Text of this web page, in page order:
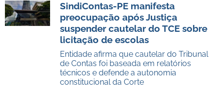
SindiContas-PE manifesta
preocupação após Justiça
suspender cautelar do TCE sobre
licitação de escolas
Entidade afirma que cautelar do Tribunal
de Contas foi baseada em relatórios
técnicos e defende a autonomia
constitucional da Corte